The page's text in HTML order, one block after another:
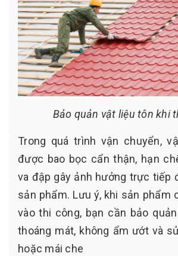
Bảo quản vật liệu tôn khi
Trong quá trình vận chuyển,
được bao bọc cẩn thận, hạn
va đập gây ảnh hưởng trực tiếp
sản phẩm. Lưu ý, khi sản phẩm
vào thi công, bạn cần bảo
thoáng mát, không ẩm ướt và
hoặc mái che